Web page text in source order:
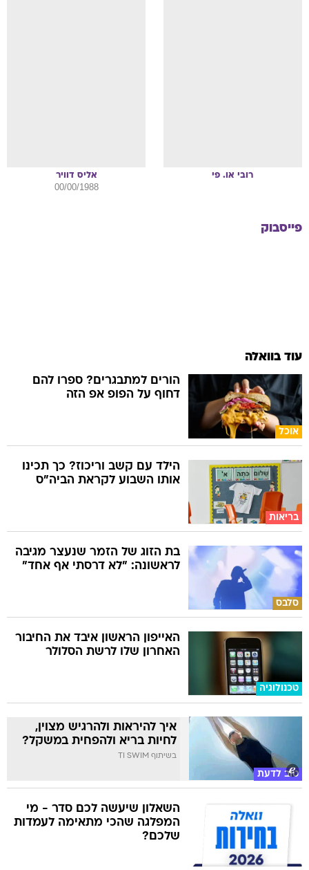
רובי או. פי אליס דוויר
00/00/1988
פייסבוק
עוד בוואלה
אוכל
הורים למתבגרים? ספרו להם
דחוף על הפופ אפ הזה
בריאות
הילד עם קשב וריכוז? כך תכינו
אותו השבוע לקראת הביה"ס
סלבס
בת הזוג של הזמר שנעצר מגיבה
לראשונה: "לא דרסתי אף אחד"
טכנולוגיה
האייפון הראשון איבד את החיבור
האחרון שלו לרשת הסלולר
טוב לדעת
איך להיראות ולהרגיש מצוין,
לחיות בריא ולהפחית במשקל?
בשיתוף TI SWIM
השאלון שיעשה לכם סדר - מי
המפלגה שהכי מתאימה לעמדות
שלכם?